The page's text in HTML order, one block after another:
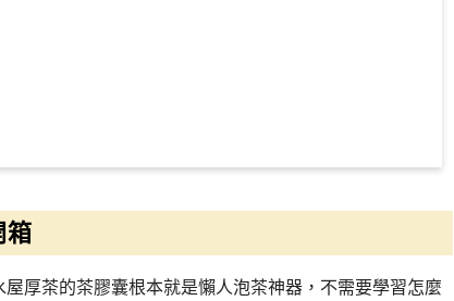
箱
厚茶的茶膠囊根本就是懶人泡茶神器，不需要學習怎麼